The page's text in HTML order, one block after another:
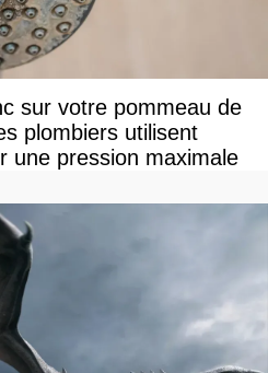
sur votre pommeau de
plombiers utilisent
une pression maximale